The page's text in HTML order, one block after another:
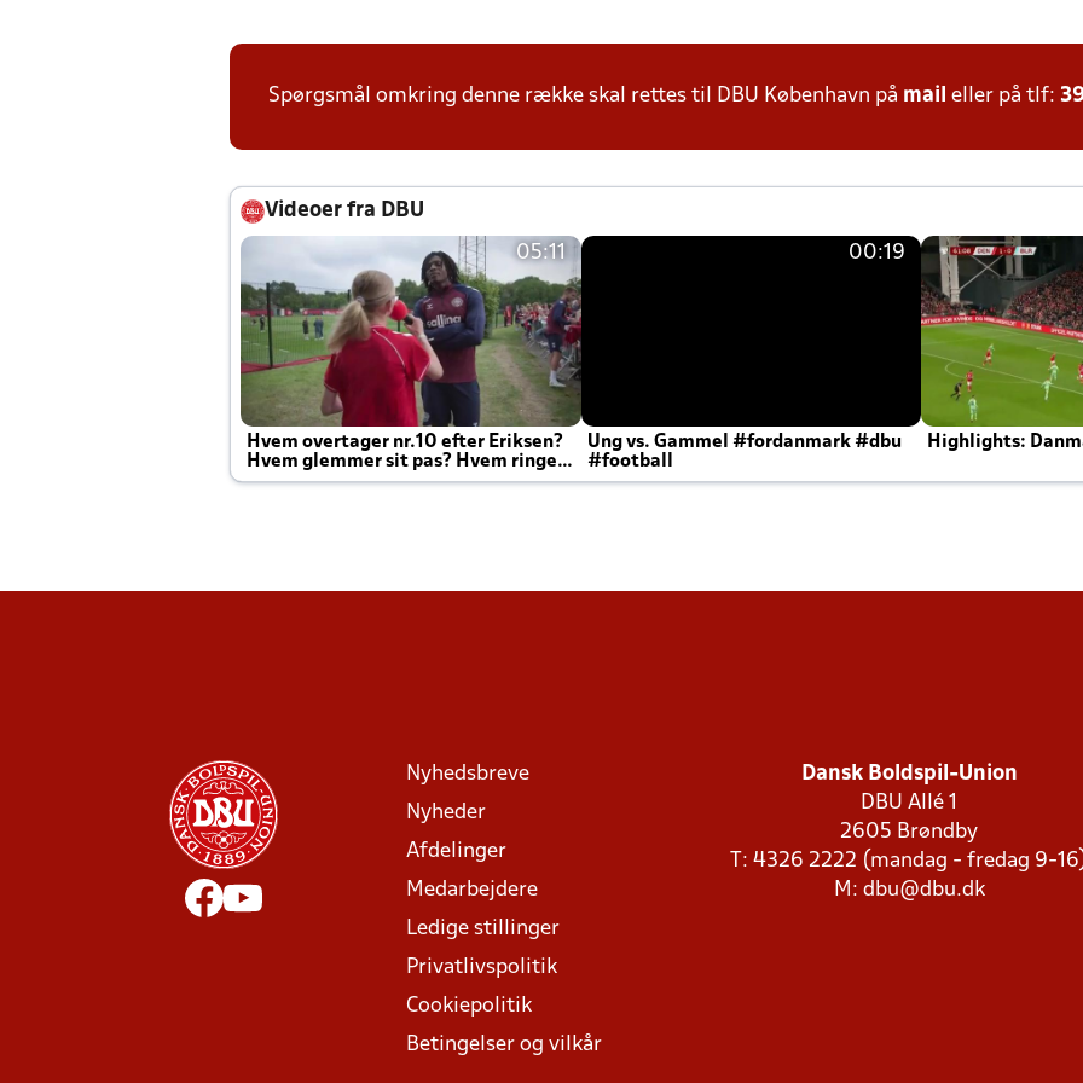
Spørgsmål omkring denne række skal rettes til DBU København på mail eller på tlf:
Videoer fra DBU
05:11
Hvem overtager nr.10 efter Eriksen?
Hvem glemmer sit pas? Hvem ringer
Joachim altid til efter kampe?
00:19
Ung vs. Gammel #fordanmark #dbu
#football
Highlights:
Nyhedsbreve
Nyheder
Afdelinger
Medarbejdere
Ledige stillinger
Privatlivspolitik
Cookiepolitik
Betingelser og vilkår
Dansk Boldspil-Union
DBU Allé 1
2605 Brøndby
T: 4326 2222 (mandag - fredag 9-
M: dbu@dbu.dk